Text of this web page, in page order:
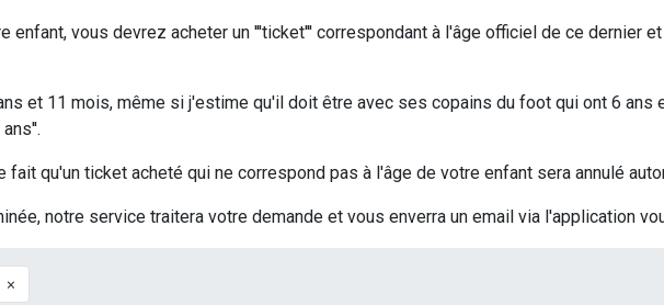
enfant, vous devrez acheter un '''ticket''' correspondant à l'âge officiel de ce dernier
et 11 mois, même si j'estime qu'il doit être avec ses copains du foot qui ont 6 ans
qu'un ticket acheté qui ne correspond pas à l'âge de votre enfant sera annulé
notre service traitera votre demande et vous enverra un email via l'application
×